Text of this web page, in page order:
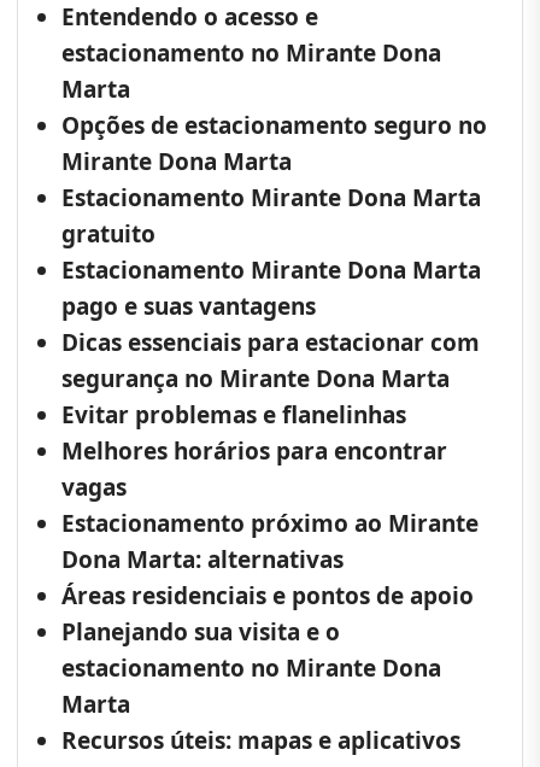
Entendendo o acesso e
estacionamento no Mirante Dona
Marta
Opções de estacionamento seguro no
Mirante Dona Marta
Estacionamento Mirante Dona Marta
gratuito
Estacionamento Mirante Dona Marta
pago e suas vantagens
Dicas essenciais para estacionar com
segurança no Mirante Dona Marta
Evitar problemas e flanelinhas
Melhores horários para encontrar
vagas
Estacionamento próximo ao Mirante
Dona Marta: alternativas
Áreas residenciais e pontos de apoio
Planejando sua visita e o
estacionamento no Mirante Dona
Marta
Recursos úteis: mapas e aplicativos